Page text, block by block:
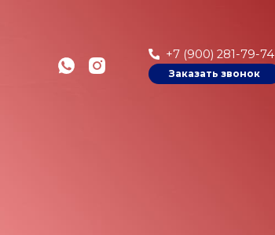
+7 (900) 281-79-74
Заказать звонок